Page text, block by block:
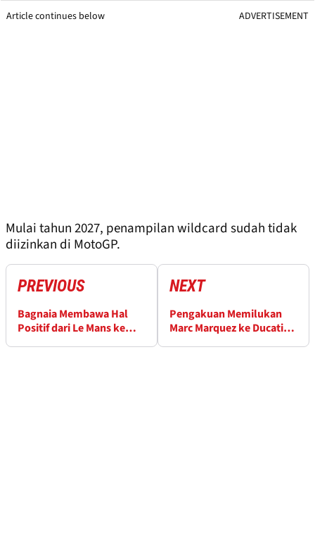
Article continues below ADVERTISEMENT
Mulai tahun 2027, penampilan wildcard sudah tidak
diizinkan di MotoGP.
PREVIOUS
Bagnaia Membawa Hal
Positif dari Le Mans ke
NEXT
Pengakuan Memilukan
Marc Marquez ke Ducati